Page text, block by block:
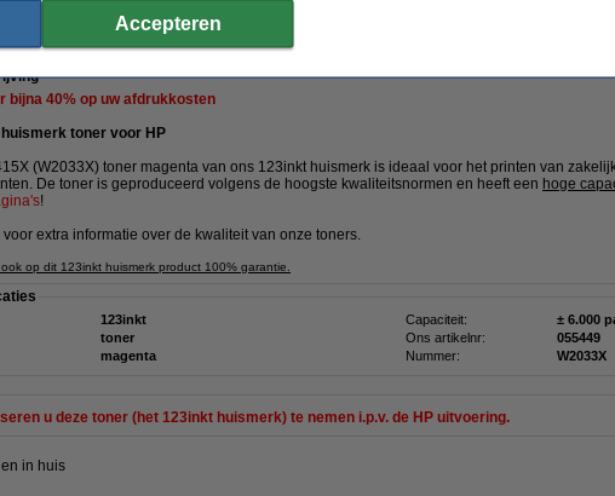
toner magenta hoge capaciteit
bijna 40% op uw afdrukkosten
toner voor HP
(W2033X) toner magenta van ons 123inkt huismerk is ideaal voor het printen van
De toner is geproduceerd volgens de hoogste kwaliteitsnormen en heeft een hoge
!
voor extra informatie over de kwaliteit van onze toners.
op dit 123inkt huismerk product 100% garantie.
123inkt Capaciteit:
± 6.000
toner Ons artikelnr:
055449
magenta Nummer: W2033X
u deze toner (het 123inkt huismerk) te nemen i.p.v. de HP uitvoering.
in huis
Accepteren